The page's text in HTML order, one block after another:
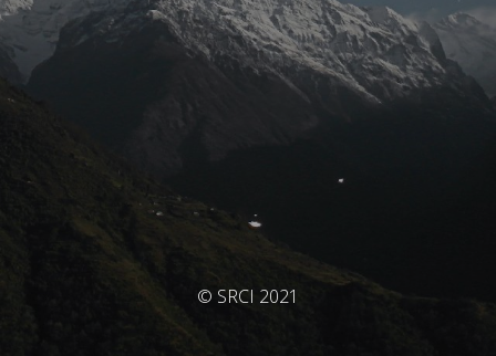
© SRCI 2021